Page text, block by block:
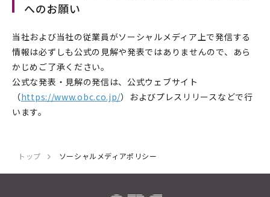
トップ ソーシャルメディアポリシー
へのお願い
当社および当社の従業員がソーシャルメディア上で発信する
情報は必ずしも公式の見解や発表ではありませんので、あら
かじめご了承ください。
公式な発表・見解の発信は、公式ウェブサイト
（https://www.obc.co.jp/）およびプレスリリースなどで行
います。